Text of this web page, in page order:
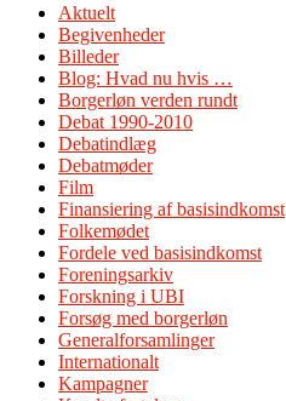
Aktuelt
Begivenheder
Billeder
Blog: Hvad nu hvis …
Borgerløn verden rundt
Debat 1990-2010
Debatindlæg
Debatmøder
Film
Finansiering af basisindkomst
Folkemødet
Fordele ved basisindkomst
Foreningsarkiv
Forskning i UBI
Forsøg med borgerløn
Generalforsamlinger
Internationalt
Kampagner